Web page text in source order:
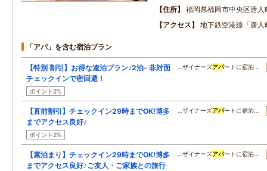
住所
福岡県福岡市中央区唐
アクセス
地下鉄空港線「唐
「アパ」を含む宿泊プラン
【特別 割引】お得な連泊プラン♪2泊- 非対面
チェックインで密回避！
ポイント2%
…ザイナーズアパートに宿泊…
【直前割引】チェックイン29時までOK!博多
までアクセス良好♪
ポイント2%
…ザイナーズアパートに宿泊…
【素泊まり】チェックイン29時までOK!博多
までアクセス良好♪ご友人・ご家族との旅行
…ザイナーズアパートに宿泊…